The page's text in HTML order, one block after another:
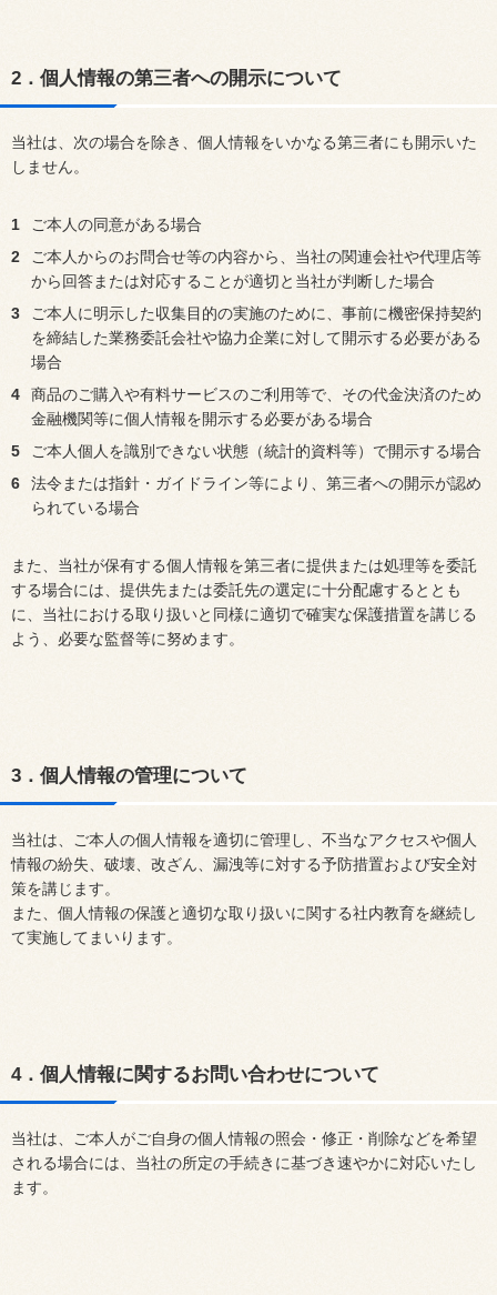
2．個人情報の第三者への開示について
当社は、次の場合を除き、個人情報をいかなる第三者にも開示いた
しません。
1
ご本人の同意がある場合
2
ご本人からのお問合せ等の内容から、当社の関連会社や代理店等
から回答または対応することが適切と当社が判断した場合
3
ご本人に明示した収集目的の実施のために、事前に機密保持契約
を締結した業務委託会社や協力企業に対して開示する必要がある
場合
4
商品のご購入や有料サービスのご利用等で、その代金決済のため
金融機関等に個人情報を開示する必要がある場合
5
ご本人個人を識別できない状態（統計的資料等）で開示する場合
6
法令または指針・ガイドライン等により、第三者への開示が認め
られている場合
また、当社が保有する個人情報を第三者に提供または処理等を委託
する場合には、提供先または委託先の選定に十分配慮するととも
に、当社における取り扱いと同様に適切で確実な保護措置を講じる
よう、必要な監督等に努めます。
3．個人情報の管理について
当社は、ご本人の個人情報を適切に管理し、不当なアクセスや個人
情報の紛失、破壊、改ざん、漏洩等に対する予防措置および安全対
策を講じます。
また、個人情報の保護と適切な取り扱いに関する社内教育を継続し
て実施してまいります。
4．個人情報に関するお問い合わせについて
当社は、ご本人がご自身の個人情報の照会・修正・削除などを希望
される場合には、当社の所定の手続きに基づき速やかに対応いたし
ます。